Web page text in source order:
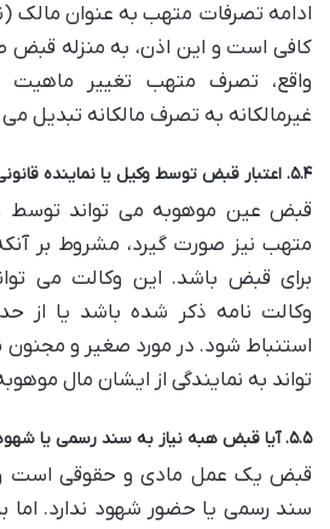
ادامه تصرفات متهب به عنوان مالک
کافی است و این اذن، به منزله
واقع، تصرف متهب تغییر
غیرمالکانه به تصرف مالکانه تبدیل
۵.۴. اعتبار قبض توسط وکیل یا نماینده قانونی
قبض عین موهوبه می تواند توسط
متهب نیز صورت گیرد، مشروط بر آنکه
برای قبض باشد. این وکالت می
وکالت نامه ذکر شده باشد یا از
استنباط شود. در مورد صغیر و مجنون
تواند به نمایندگی از ایشان مال
۵.۵. آیا قبض هبه نیاز به سند رسمی یا شهود دارد؟
قبض یک عمل مادی و حقوقی است و
سند رسمی یا حضور شهود ندارد. اما